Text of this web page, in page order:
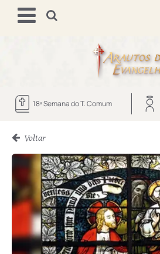
18ª Semana do T. Comum
Voltar